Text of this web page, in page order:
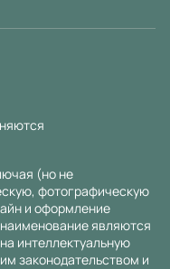
(но не
фотографическую
и оформление
являются
интеллектуальную
законодательством и